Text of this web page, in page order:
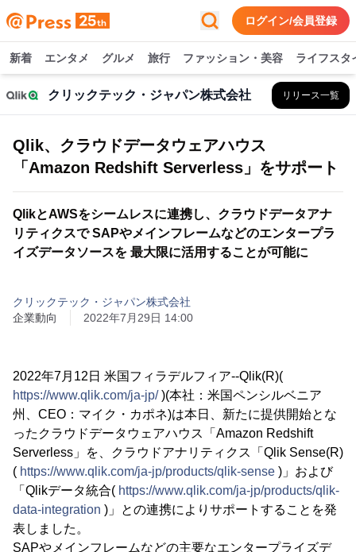
ログイン/会員登録
新着 エンタメ グルメ 旅行 ファッション・美容 ライフスタ
クリックテック・ジャパン株式会社 リリース一覧
Qlik、クラウドデータウェアハウス
「Amazon Redshift Serverless」をサポート
QlikとAWSをシームレスに連携し、クラウドデータアナ
リティクスで SAPやメインフレームなどのエンタープラ
イズデータソースを 最大限に活用することが可能に
クリックテック・ジャパン株式会社
企業動向
2022年7月29日 14:00
2022年7月12日 米国フィラデルフィア--Qlik(R)(
https://www.qlik.com/ja-jp/)(本社：米国ペンシルベニア
州、CEO：マイク・カポネ)は本日、新たに提供開始とな
ったクラウドデータウェアハウス「Amazon Redshift
Serverless」を、クラウドアナリティクス「Qlik Sense(R)
( https://www.qlik.com/ja-jp/products/qlik-sense )」および
「Qlikデータ統合( https://www.qlik.com/ja-jp/products/qlik-
data-integration )」との連携によりサポートすることを発
表しました。
SAPやメインフレームなどの主要なエンタープライズデ